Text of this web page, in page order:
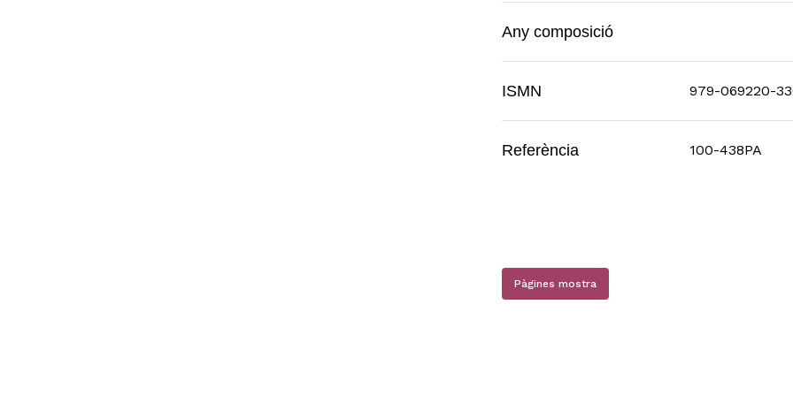
Any composició
ISMN 979-069220-
Referència 100-438PA
Pàgines mostra